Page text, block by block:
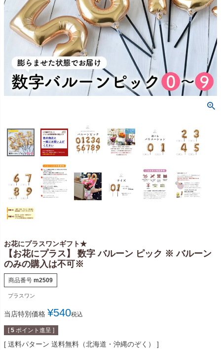
お花にプラスワンギフト★
【お花にプラス】 数字 バルーン ピック ※ バルーン
のみの購入は不可※
商品番号 m2509
プラスワン
当店特別価格 ¥540税込
[ 5 ポイント進呈 ]
送料パターン 送料無料（北海道・沖縄のぞく）